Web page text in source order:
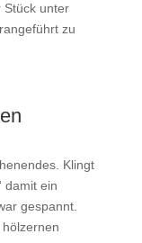
unter
zu
Klingt
damit ein
gespannt.